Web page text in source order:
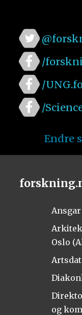
/
/
/
Endre
Oslo
og